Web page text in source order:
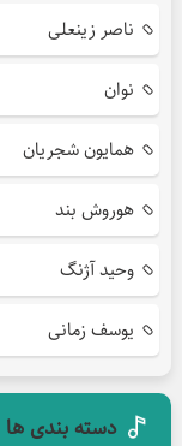
ناصر زینعلی
نوان
همایون شجریان
هوروش بند
وحید آژنگ
یوسف زمانی
دسته بندی ها